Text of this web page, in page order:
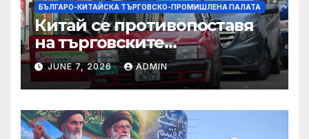
БЪЛГАРО-КИТАЙСКА ТЪРГОВСКО-ПРОМИШЛЕНА ПАЛАТА
Китай се противопоставя
на търговските
ограничителни мерки на
САЩ във връзка с искове за
принудителен труд:
Министерство на
търговията
JUNE 7, 2026 ADMIN